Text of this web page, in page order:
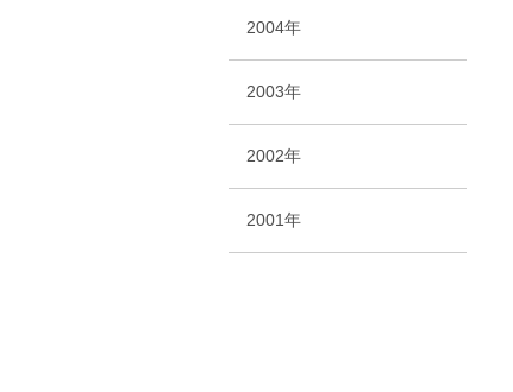
2004年
2003年
2002年
2001年